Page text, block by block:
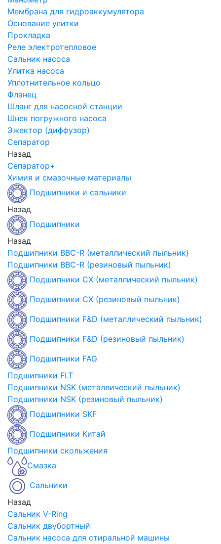
Мембрана для гидроаккумулятора
Основание улитки
Прокладка
Реле электротепловое
Сальник насоса
Улитка насоса
Уплотнительное кольцо
Фланец
Шланг для насосной станции
Шнек погружного насоса
Эжектор (диффузор)
Сепаратор
Назад
Сепаратор+
Химия и смазочные материалы
Подшипники и сальники
Назад
Подшипники
Назад
Подшипники BBC-R (металлический пыльник)
Подшипники BBC-R (резиновый пыльник)
Подшипники CX (металлический пыльник)
Подшипники CX (резиновый пыльник)
Подшипники F&D (металлический пыльник)
Подшипники F&D (резиновый пыльник)
Подшипники FAG
Подшипники FLT
Подшипники NSK (металлический пыльник)
Подшипники NSK (резиновый пыльник)
Подшипники SKF
Подшипники Китай
Подшипники скольжения
Смазка
Сальники
Назад
Сальник V-Ring
Сальник двубортный
Сальник насоса для стиральной машины